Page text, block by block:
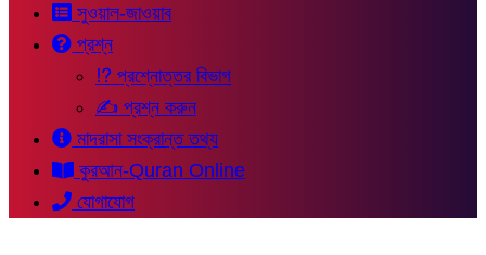
সুওয়াল-জাওয়াব
প্রশ্ন
⁉ প্রশ্নোত্তর বিভাগ
✍ প্রশ্ন করুন
মাদরাসা সংক্রান্ত তথ্য
কুরআন-Quran Online
যোগাযোগ